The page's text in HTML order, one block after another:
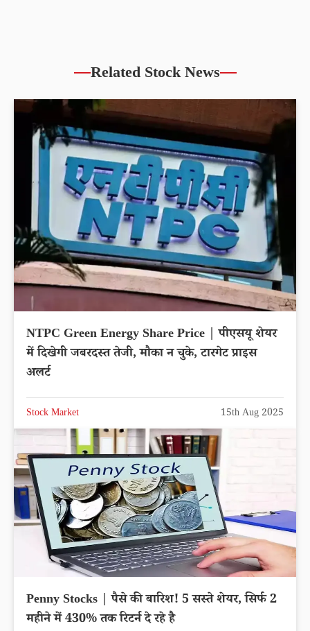
Related Stock News
NTPC Green Energy Share Price | पीएसयू शेयर
में दिखेगी जबरदस्त तेजी, मौका न चुके, टारगेट प्राइस
अलर्ट
Stock Market 15th Aug 2025
Penny Stocks | पैसे की बारिश! 5 सस्ते शेयर, सिर्फ 2
महीने में 430% तक रिटर्न दे रहे है